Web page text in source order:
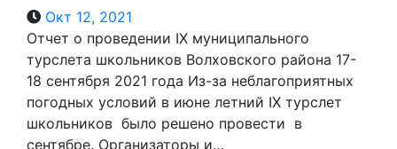
Окт 12, 2021
Отчет о проведении IX муниципального
турслета школьников Волховского района 17-
18 сентября 2021 года Из-за неблагоприятных
погодных условий в июне летний IX турслет
школьников было решено провести в
сентябре. Организаторы и…